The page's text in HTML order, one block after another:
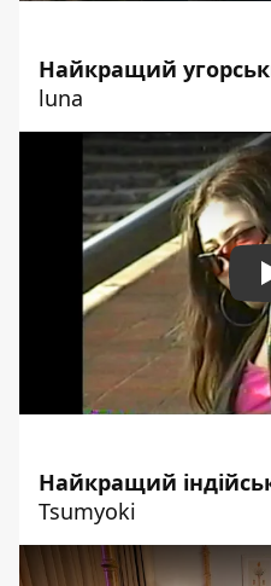
Найкращий
luna
Найкращий
Tsumyoki